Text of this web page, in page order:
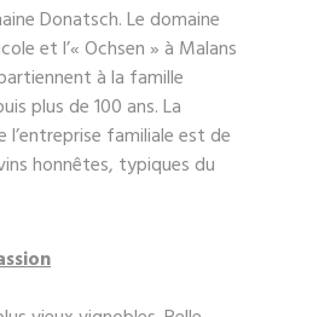
Donatsch. Le domaine
et l’« Ochsen » à Malans
à la famille
plus de 100 ans. La
l’entreprise familiale est de
honnêtes, typiques du